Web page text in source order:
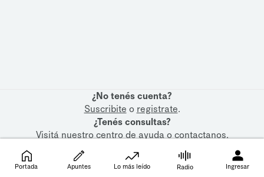
¿No tenés cuenta?
Suscribite o registrate.
¿Tenés consultas?
Visitá nuestrocentro de ayudaocontactanos.
Portada Apuntes Lo más leído Radio Ingresar